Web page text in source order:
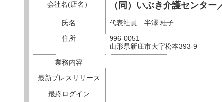
会社名(店名） （同）いぶき介護センタ
氏名
代表社員 半澤 桂子
住所
996-0051
山形県新庄市大字松本393-9
業務内容
最新プレスリリース
最終ログイン